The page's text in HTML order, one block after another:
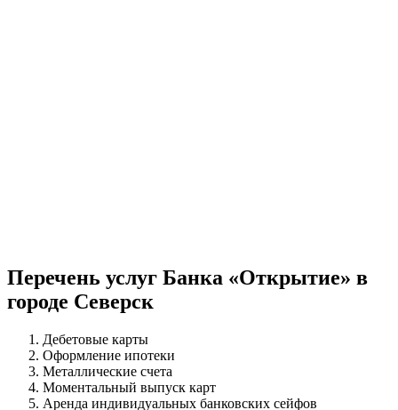
Перечень услуг Банка «Открытие» в
городе Северск
Дебетовые карты
Оформление ипотеки
Металлические счета
Моментальный выпуск карт
Аренда индивидуальных банковских сейфов